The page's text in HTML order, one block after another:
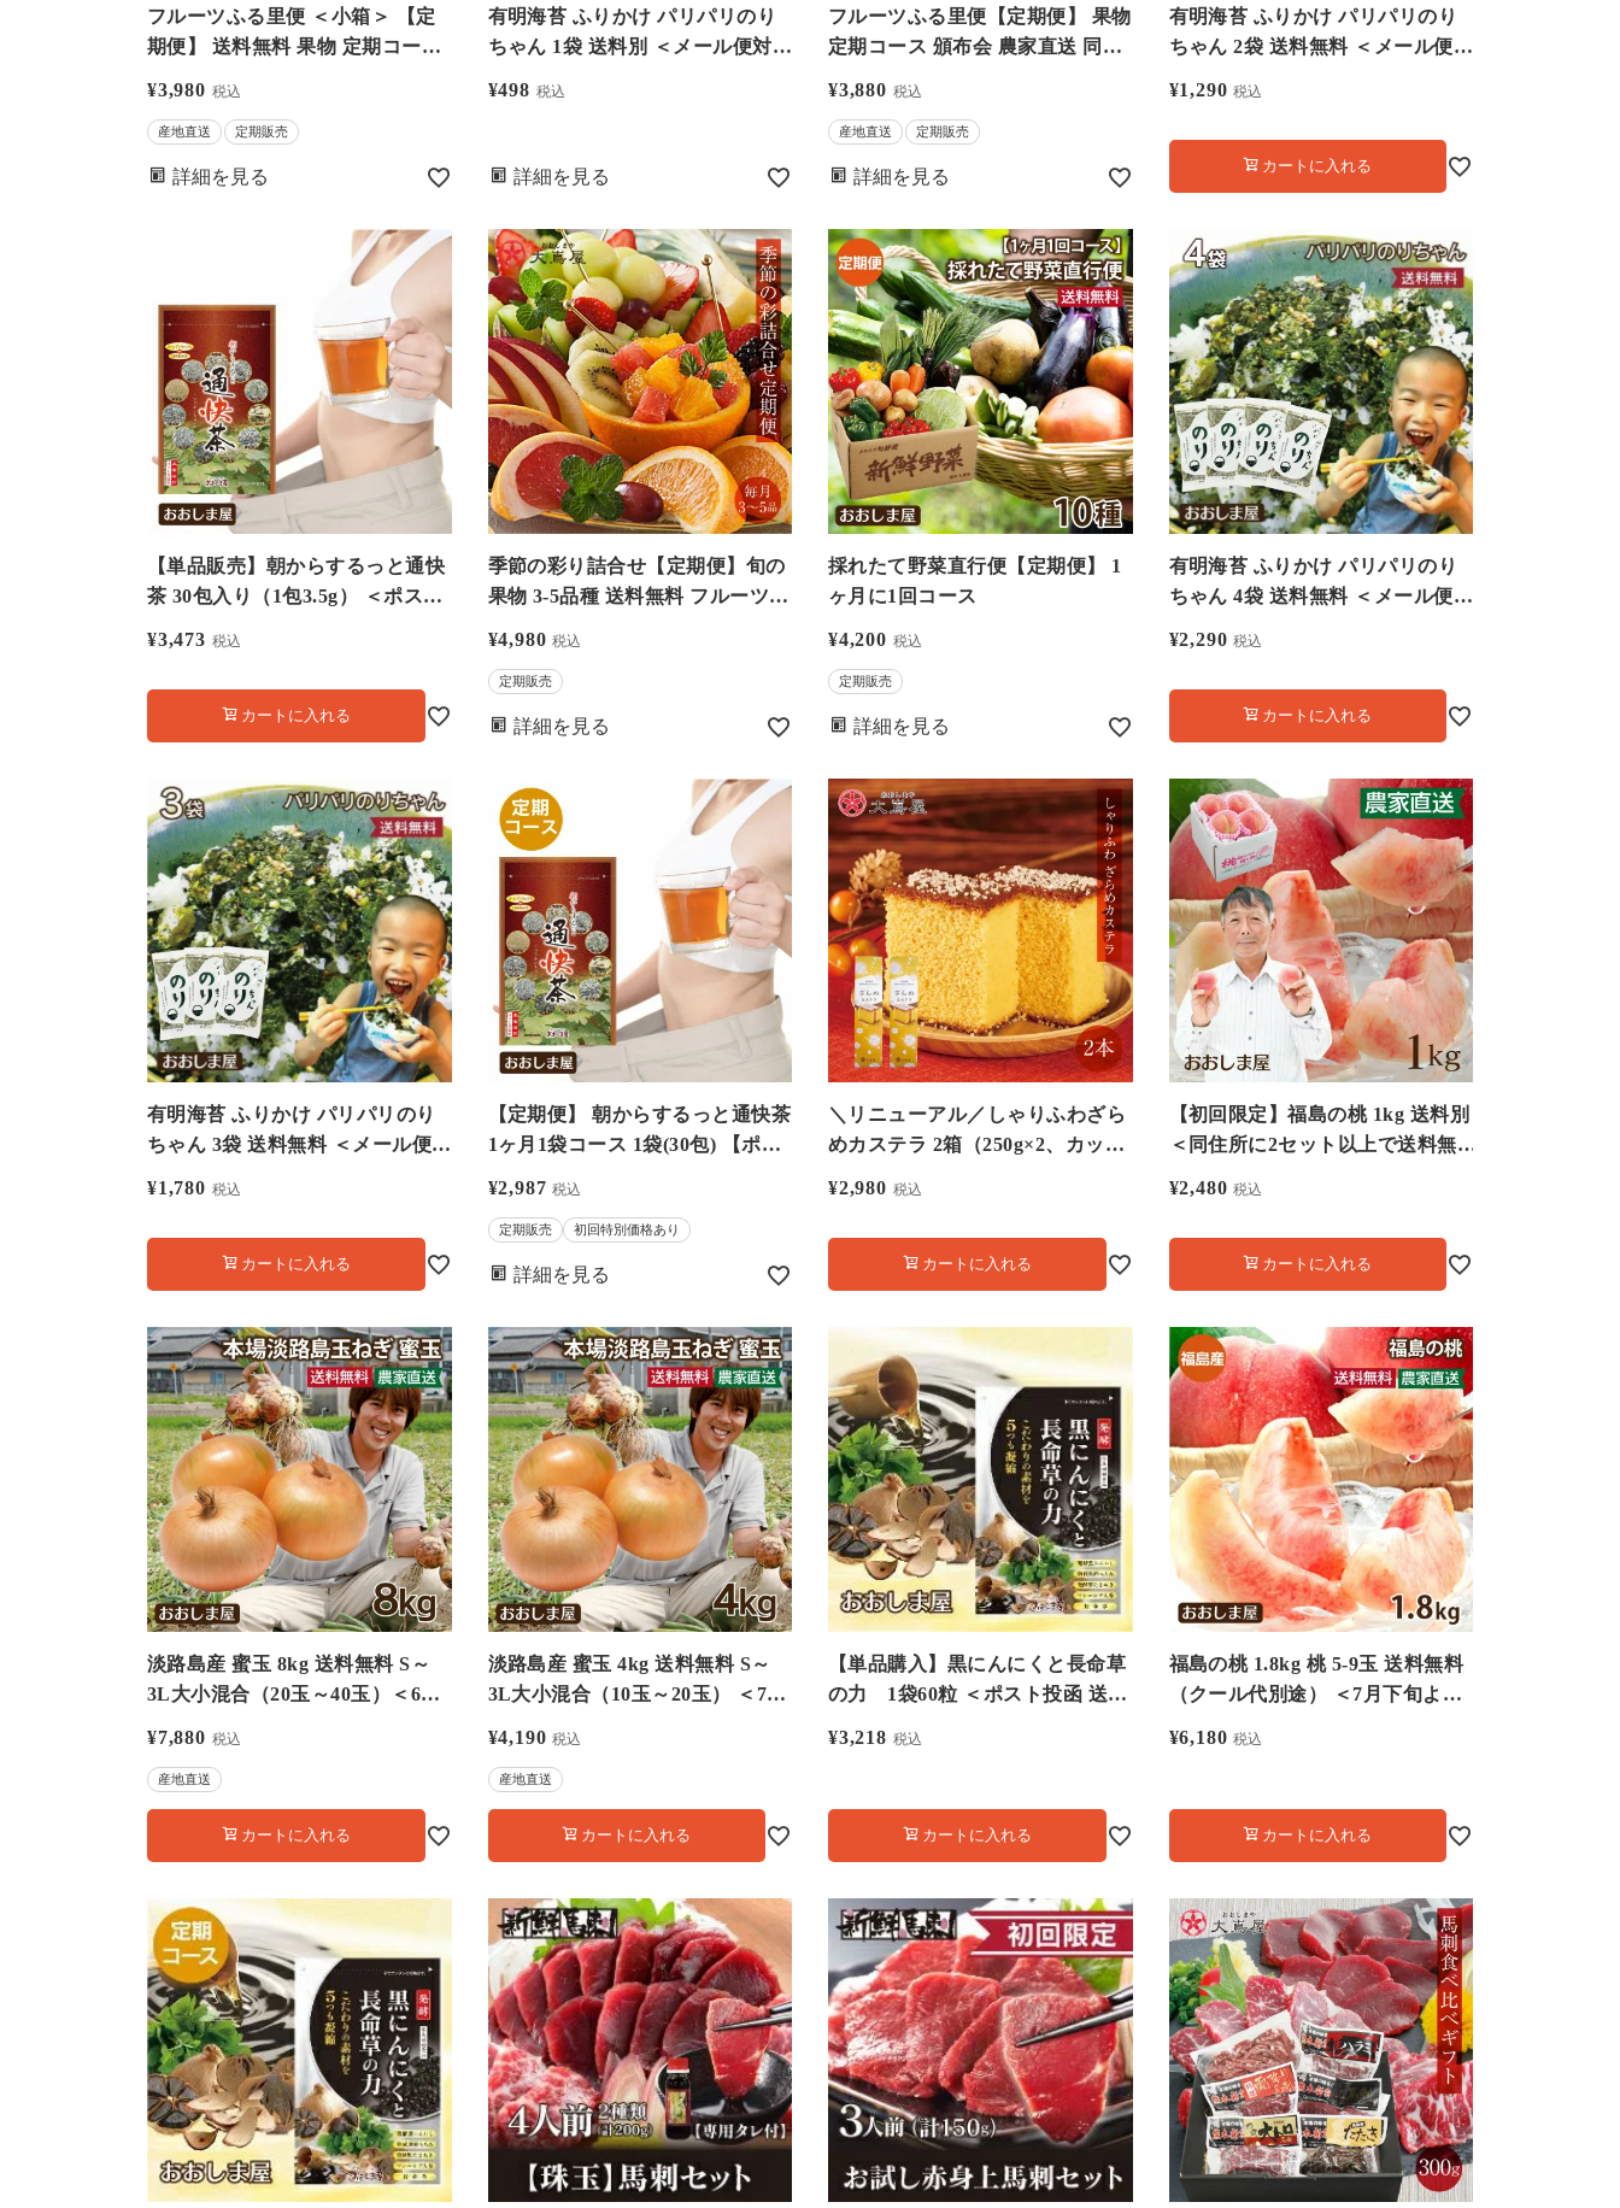
フルーツふる里便 ＜小箱＞ 【定
期便】 送料無料 果物 定期コース
¥3,980 税込
産地直送 定期販売
詳細を見る
有明海苔 ふりかけ パリパリのり
ちゃん 1袋 送料別 ＜メール便対
しまや）
¥498 税込
詳細を見る
フルーツふる里便【定期便】 果物
定期コース 頒布会 農家直送 同梱
¥3,880 税込
産地直送 定期販売
詳細を見る
有明海苔 ふりかけ パリパリのり
ちゃん 2袋 送料無料 ＜メール便
¥1,290 税込
カートに入れる
【単品販売】朝からするっと通快
茶 30包入り（1包3.5g） ＜ポスト
まや）
¥3,473 税込
カートに入れる
季節の彩り詰合せ【定期便】旬の
果物 3-5品種 送料無料 フルーツ
¥4,980 税込
定期販売
詳細を見る
採れたて野菜直行便【定期便】 1
ヶ月に1回コース
¥4,200 税込
定期販売
詳細を見る
有明海苔 ふりかけ パリパリのり
ちゃん 4袋 送料無料 ＜メール便
¥2,290 税込
カートに入れる
有明海苔 ふりかけ パリパリのり
ちゃん 3袋 送料無料 ＜メール便
¥1,780 税込
カートに入れる
【定期便】 朝からするっと通快茶
1ヶ月1袋コース 1袋(30包) 【ポス
や）
¥2,987 税込
定期販売 初回特別価格あり
詳細を見る
＼リニューアル／しゃりふわざら
めカステラ 2箱（250g×2、カット
¥2,980 税込
カートに入れる
【初回限定】福島の桃 1kg 送料別
＜同住所に2セット以上で送料無
¥2,480 税込
カートに入れる
淡路島産 蜜玉 8kg 送料無料 S～
3L大小混合（20玉～40玉）＜6月
¥7,880 税込
産地直送
カートに入れる
淡路島産 蜜玉 4kg 送料無料 S～
3L大小混合（10玉～20玉） ＜7月
¥4,190 税込
産地直送
カートに入れる
【単品購入】黒にんにくと長命草
の力 1袋60粒 ＜ポスト投函 送料
¥3,218 税込
カートに入れる
福島の桃 1.8kg 桃 5-9玉 送料無料
（クール代別途） ＜7月下旬より
（おおしまや）
¥6,180 税込
カートに入れる